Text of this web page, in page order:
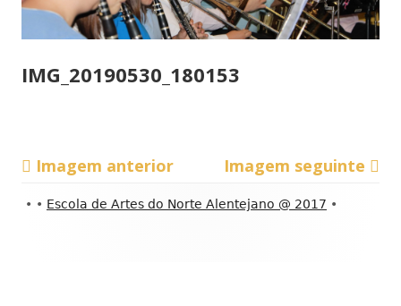
IMG_20190530_180153
Imagem anterior Imagem seguinte
Conteúdo
• • Escola de Artes do Norte Alentejano @ 2017 •